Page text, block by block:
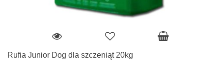
Rufia Junior Dog dla szczeniąt 20kg